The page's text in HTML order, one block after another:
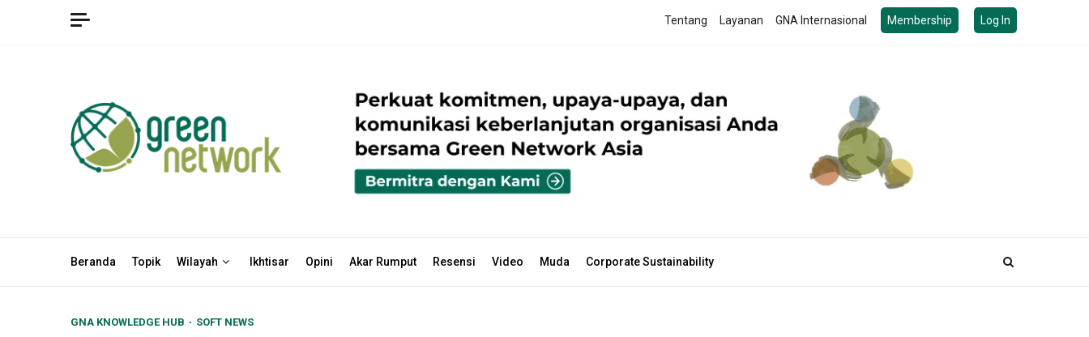
Tentang Layanan GNA Internasional Membership Log In
Beranda Topik Wilayah Ikhtisar Opini Akar Rumput Resensi Video Muda Corporate Sustainability
GNA KNOWLEDGE HUB SOFT NEWS